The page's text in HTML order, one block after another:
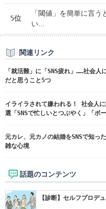
5位
「閾値」を簡単に言
い...
関連リンク
「就活難」に「SNS疲れ」……社会
だと思うこと5つ
イライラされて嫌われる！ 社会人
選「SNSで忙しいとつぶやく」「ボ
元カレ、元カノの結婚をSNSで知っ
雑な心境
話題のコンテンツ
【診断】セルフプロデ